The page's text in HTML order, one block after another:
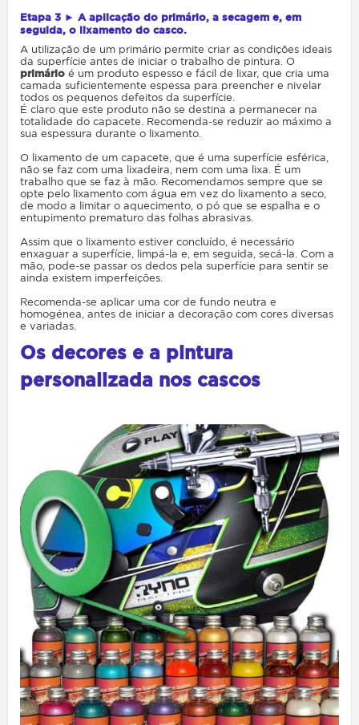
Etapa 3 ► A aplicação do primário, a secagem e, em
seguida, o lixamento do casco.
A utilização de um primário permite criar as condições ideais
da superfície antes de iniciar o trabalho de pintura. O
primário é um produto espesso e fácil de lixar, que cria uma
camada suficientemente espessa para preencher e nivelar
todos os pequenos defeitos da superfície.
É claro que este produto não se destina a permanecer na
totalidade do capacete. Recomenda-se reduzir ao máximo a
sua espessura durante o lixamento.
O lixamento de um capacete, que é uma superfície esférica,
não se faz com uma lixadeira, nem com uma lixa. É um
trabalho que se faz à mão. Recomendamos sempre que se
opte pelo lixamento com água em vez do lixamento a seco,
de modo a limitar o aquecimento, o pó que se espalha e o
entupimento prematuro das folhas abrasivas.
Assim que o lixamento estiver concluído, é necessário
enxaguar a superfície, limpá-la e, em seguida, secá-la. Com a
mão, pode-se passar os dedos pela superfície para sentir se
ainda existem imperfeições.
Recomenda-se aplicar uma cor de fundo neutra e
homogénea, antes de iniciar a decoração com cores diversas
e variadas.
Os decores e a pintura
personalizada nos cascos